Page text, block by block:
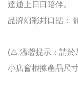
達通上日日陪伴。
品牌幻彩封口貼：
(⚠️ 溫馨提示：請於
小店會根據產品尺